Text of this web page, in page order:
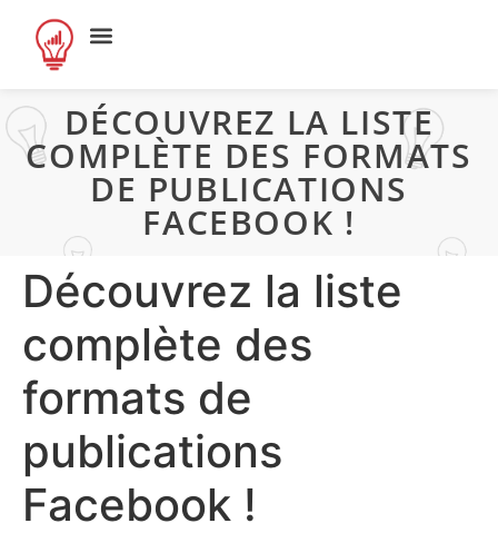
DÉCOUVREZ LA LISTE
COMPLÈTE DES FORMATS
DE PUBLICATIONS
FACEBOOK !
Découvrez la liste
complète des
formats de
publications
Facebook !